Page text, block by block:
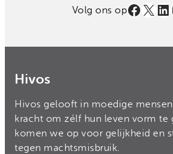
Volg ons op X
Hivos
Hivos gelooft in moedige
kracht om zélf hun leven vorm te
komen we op voor gelijkheid en
tegen machtsmisbruik.